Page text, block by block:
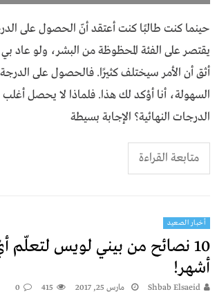
حينما كنت طالبًا كنت أعتقد أنّ الحصول على
يقتصر على الفئة المحظوظة من البشر، ولو عاد
أثق أن الأمر سيختلف كثيرًا. فالحصول على الدرجة
السهولة، أنا أؤكد لك هذا. فلماذا لا يحصل
الدرجات النهائية؟ الإجابة بسيطة
متابعة القراءة
أخبار الصعيد
أشهر!
Shbab Elsaeid مارس 25, 2017 415
0